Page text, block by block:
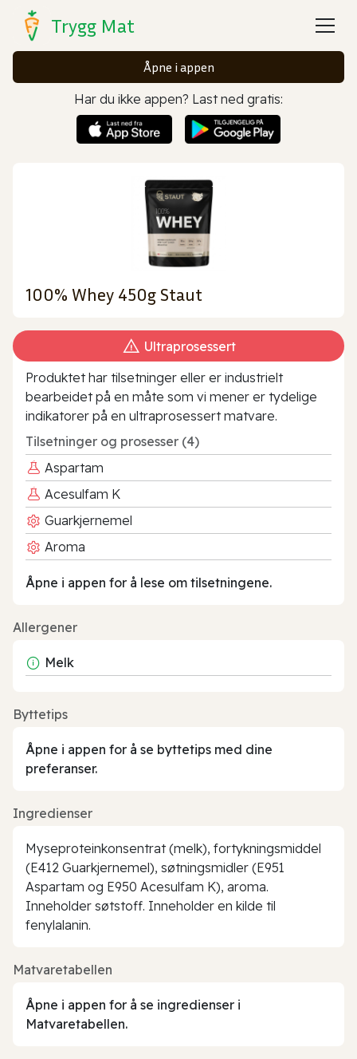
Trygg Mat
Åpne i appen
Har du ikke appen? Last ned gratis:
100% Whey 450g Staut
Ultraprosessert
Produktet har tilsetninger eller er industrielt
bearbeidet på en måte som vi mener er tydelige
indikatorer på en ultraprosessert matvare.
Tilsetninger og prosesser (4)
Aspartam
Acesulfam K
Guarkjernemel
Aroma
Åpne i appen for å lese om tilsetningene.
Allergener
Melk
Byttetips
Åpne i appen for å se byttetips med dine
preferanser.
Ingredienser
Myseproteinkonsentrat (melk), fortykningsmiddel
(E412 Guarkjernemel), søtningsmidler (E951
Aspartam og E950 Acesulfam K), aroma.
Inneholder søtstoff. Inneholder en kilde til
fenylalanin.
Matvaretabellen
Åpne i appen for å se ingredienser i
Matvaretabellen.